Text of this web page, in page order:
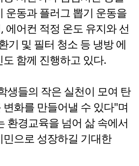
운동과 플러그 뽑기 운동을
에어컨 적정 온도 유지와 선
기 및 필터 청소 등 냉방 에
함께 진행하고 있다.
생들의 작은 실천이 모여 탄
화를 만들어낼 수 있다"며
환경교육을 넘어 삶 속에서
으로 성장하길 기대한